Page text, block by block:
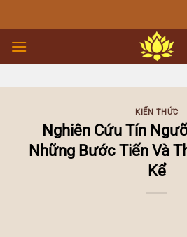
to
content
KIẾN THỨC
Nghiên Cứu Tín
Những Bước Tiến Và
Kể